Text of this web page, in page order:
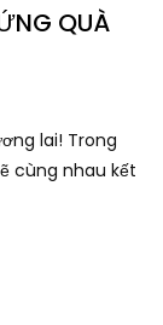
QUÀ
lai! Trong
cùng nhau kết